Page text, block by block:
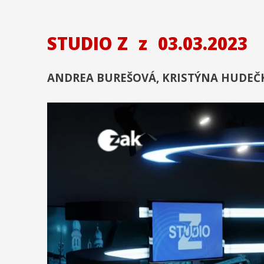
STUDIO Z z 03.03.2023
ANDREA BUREŠOVÁ, KRISTÝNA